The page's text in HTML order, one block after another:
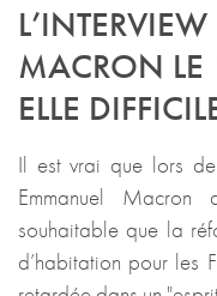
MACRON LE
ELLE
Il est vrai que lors
Emmanuel
souhaitable que la
d’habitation pour les